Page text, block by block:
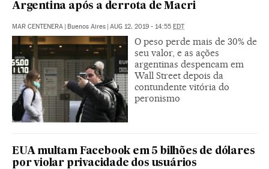
Argentina após a derrota de Macri
MAR CENTENERA | Buenos Aires | AUG 12, 2019 - 14:55 EDT
O peso perde mais de 30% de
seu valor, e as ações
argentinas despencam em
Wall Street depois da
contundente vitória do
peronismo
EUA multam Facebook em 5 bilhões de dólares
por violar privacidade dos usuários